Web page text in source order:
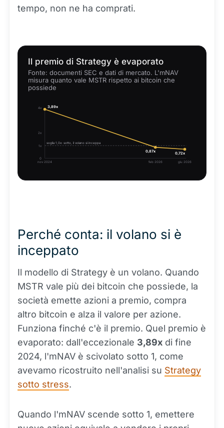
tempo, non ne ha comprati.
Il premio di Strategy è evaporato
Fonte: documenti SEC e dati di mercato. L'mNAV
misura quanto vale MSTR rispetto ai bitcoin che
possiede
4x
2x
1x
0
soglia 1,0x: sotto, il volano si inceppa
3,89x
0,87x 0,72x
nov 2024 feb 2026 giu 2026
Perché conta: il volano si è
inceppato
Il modello di Strategy è un volano. Quando
MSTR vale più dei bitcoin che possiede, la
società emette azioni a premio, compra
altro bitcoin e alza il valore per azione.
Funziona finché c'è il premio. Quel premio è
evaporato: dall'eccezionale 3,89x di fine
2024, l'mNAV è scivolato sotto 1, come
avevamo ricostruito nell'analisi su Strategy
sotto stress.
Quando l'mNAV scende sotto 1, emettere